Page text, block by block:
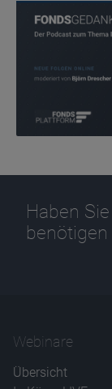
Haben
Webinare
Übersicht
Zweck
Ablauf
1 Jahr